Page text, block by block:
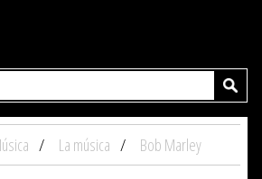
La música Bob Marley